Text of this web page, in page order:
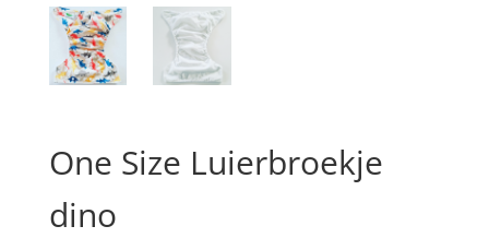
One Size Luierbroekje
dino